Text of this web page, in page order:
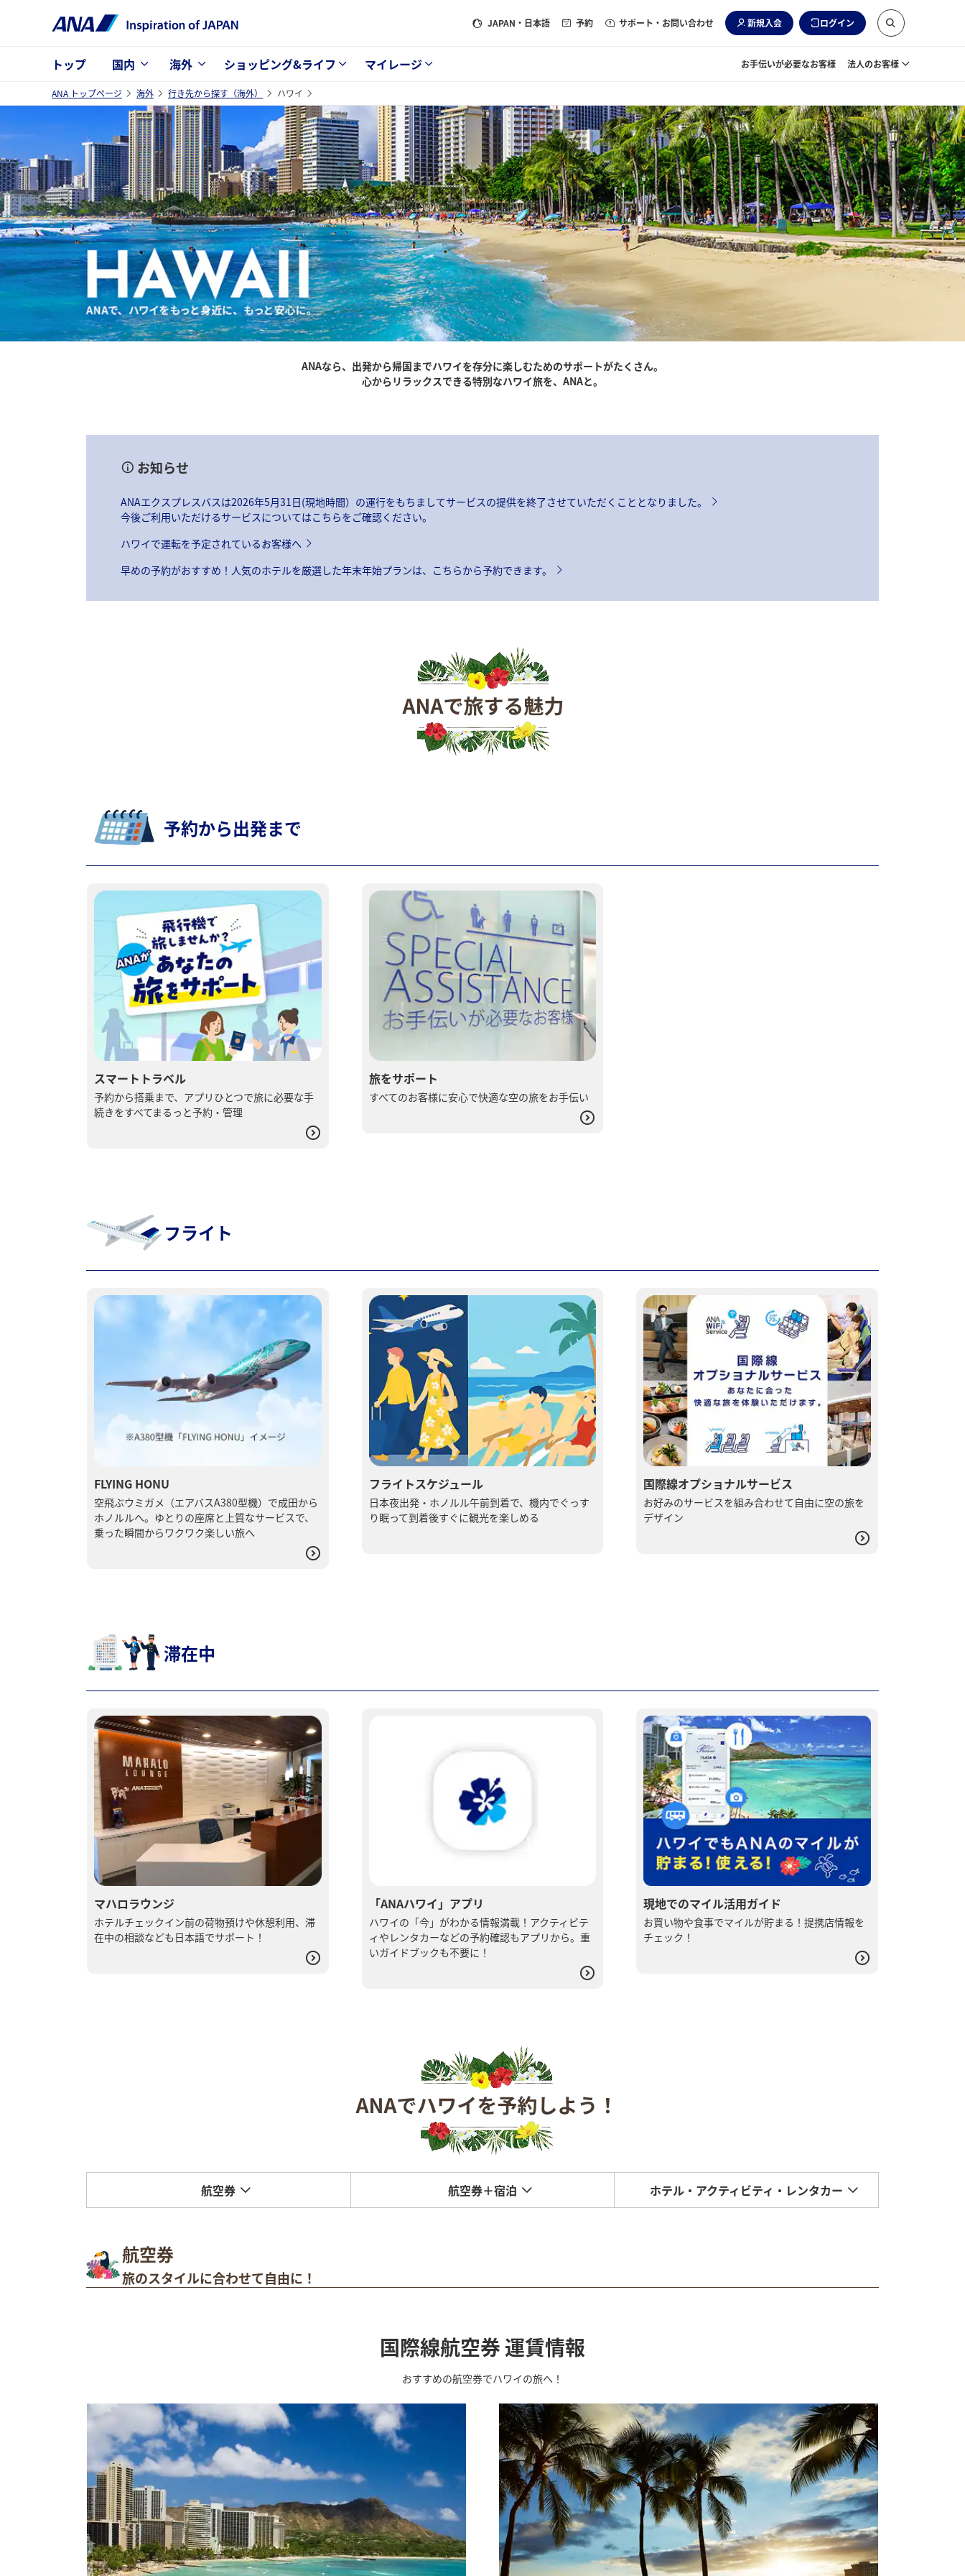
JAPAN ・日本語 予約 サポート・お問い合わせ 新規入会 ログイン
トップ 国内 海外 ショッピング&ライフ マイレージ お手伝いが必要なお客様 法人のお客様
ANA トップページ 海外 行き先から探す（海外） ハワイ
ANAなら、出発から帰国までハワイを存分に楽しむためのサポートがたくさん。
心からリラックスできる特別なハワイ旅を、ANAと。
お知らせ
ANAエクスプレスバスは2026年5月31日(現地時間）の運行をもちましてサービスの提供を終了させていただくこととなりました。
今後ご利用いただけるサービスについてはこちらをご確認ください。
ハワイで運転を予定されているお客様へ
早めの予約がおすすめ！人気のホテルを厳選した年末年始プランは、こちらから予約できます。
予約から出発まで
スマートトラベル
予約から​搭乗まで、​アプリひとつで​旅に​必要な​手
続きを​すべて​まるっと​予約・管理
旅をサポート
すべてのお客様に安心で快適な空の旅をお手伝い
フライト
FLYING HONU
空飛ぶウミガメ（エアバスA380型機）で成田から
ホノルルへ。ゆとりの座席と上質なサービスで、
乗った瞬間からワクワク楽しい旅へ
フライトスケジュール
日本夜​出発・ホノルル午前到着で、​機内で​ぐっす
り​眠って​到着後すぐに​観光を​楽しめる
国際線オプショナルサービス
お好みのサービスを組み合わせて自由に空の旅を
デザイン
滞在中
マハロラウンジ
ホテルチェックイン前の荷物預けや休憩利用、滞
在中の相談なども日本語でサポート！
「ANAハワイ」アプリ
ハワイの「今」がわかる情報満載！アクティビテ
ィやレンタカーなどの予約確認もアプリから。重
いガイドブックも不要に！
現地でのマイル活用ガイド
お買い物や食事でマイルが貯まる！提携店情報を
チェック！
航空券 航空券＋宿泊 ホテル・アクティビティ・レンタカー
航空券
旅のスタイルに合わせて自由に！
国際線航空券 運賃情報
おすすめの航空券でハワイの旅へ！